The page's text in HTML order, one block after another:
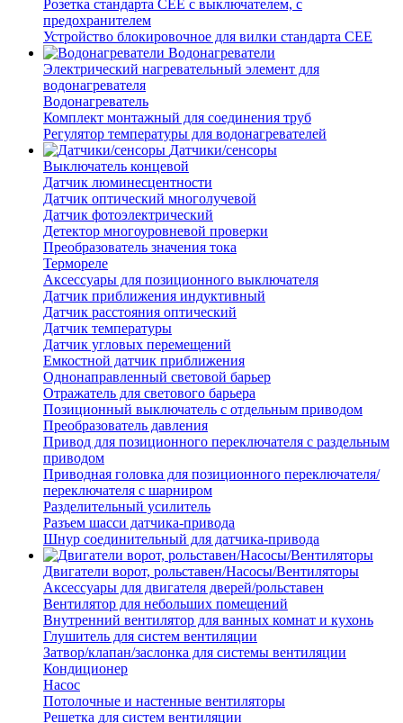
Розетка стандарта СЕЕ с выключателем, с
предохранителем
Устройство блокировочное для вилки стандарта CEE
Водонагреватели
Электрический нагревательный элемент для
водонагревателя
Водонагреватель
Комплект монтажный для соединения труб
Регулятор температуры для водонагревателей
Датчики/сенсоры
Выключатель концевой
Датчик люминесцентности
Датчик оптический многолучевой
Датчик фотоэлектрический
Детектор многоуровневой проверки
Преобразователь значения тока
Термореле
Аксессуары для позиционного выключателя
Датчик приближения индуктивный
Датчик расстояния оптический
Датчик температуры
Датчик угловых перемещений
Емкостной датчик приближения
Однонаправленный световой барьер
Отражатель для светового барьера
Позиционный выключатель с отдельным приводом
Преобразователь давления
Привод для позиционного переключателя с раздельным
приводом
Приводная головка для позиционного переключателя/
переключателя с шарниром
Разделительный усилитель
Разъем шасси датчика-привода
Шнур соединительный для датчика-привода
Двигатели ворот, рольставен/Насосы/Вентиляторы
Аксессуары для двигателя дверей/рольставен
Вентилятор для небольших помещений
Внутренний вентилятор для ванных комнат и кухонь
Глушитель для систем вентиляции
Затвор/клапан/заслонка для системы вентиляции
Кондиционер
Насос
Потолочные и настенные вентиляторы
Решетка для систем вентиляции